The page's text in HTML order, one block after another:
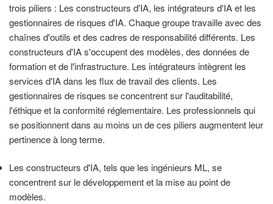
trois piliers : Les constructeurs d'IA, les intégrateurs d'IA et les
gestionnaires de risques d'IA. Chaque groupe travaille avec des
chaînes d'outils et des cadres de responsabilité différents. Les
constructeurs d'IA s'occupent des modèles, des données de
formation et de l'infrastructure. Les intégrateurs intègrent les
services d'IA dans les flux de travail des clients. Les
gestionnaires de risques se concentrent sur l'auditabilité,
l'éthique et la conformité réglementaire. Les professionnels qui
se positionnent dans au moins un de ces piliers augmentent leur
pertinence à long terme.
Les constructeurs d'IA, tels que les ingénieurs ML, se
concentrent sur le développement et la mise au point de
modèles.